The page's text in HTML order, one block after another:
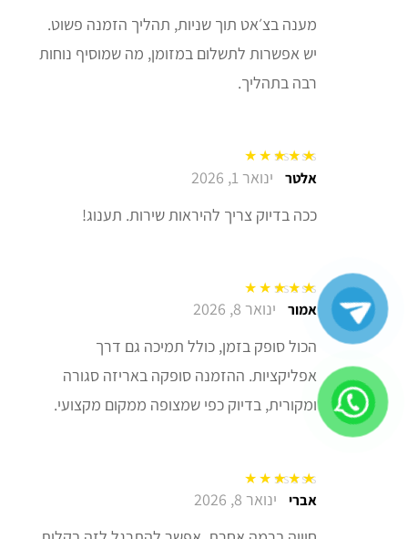
מענה בצ׳אט תוך שניות, תהליך הזמנה פשוט.
יש אפשרות לתשלום במזומן, מה שמוסיף נוחות
רבה בתהליך.
דורג5מתוך 5אלטר ינואר 1, 2026
ככה בדיוק צריך להיראות שירות. תענוג!
דורג5מתוך 5אמור ינואר 8, 2026
הכול סופק בזמן, כולל תמיכה גם דרך
אפליקציות. ההזמנה סופקה באריזה סגורה
ומקורית, בדיוק כפי שמצופה ממקום מקצועי.
דורג5מתוך 5אברי ינואר 8, 2026